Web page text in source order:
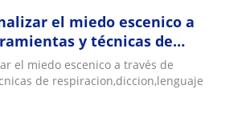
el miedo escenico a
y técnicas de
corporal
el miedo escenico a través de
de respiracion,diccion,lenguaje